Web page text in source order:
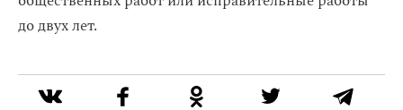
до двух лет.